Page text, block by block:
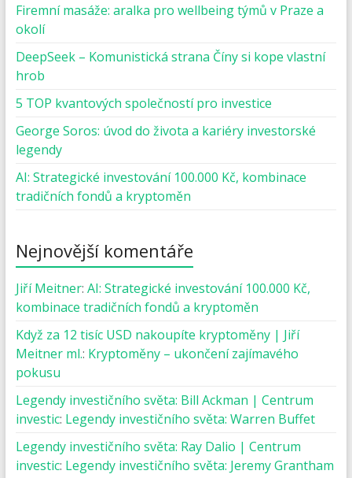
Firemní masáže: aralka pro wellbeing týmů v Praze a
okolí
DeepSeek – Komunistická strana Číny si kope vlastní
hrob
5 TOP kvantových společností pro investice
George Soros: úvod do života a kariéry investorské
legendy
AI: Strategické investování 100.000 Kč, kombinace
tradičních fondů a kryptoměn
Nejnovější komentáře
Jiří Meitner: AI: Strategické investování 100.000 Kč,
kombinace tradičních fondů a kryptoměn
Když za 12 tisíc USD nakoupíte kryptoměny | Jiří
Meitner ml.: Kryptoměny – ukončení zajímavého
pokusu
Legendy investičního světa: Bill Ackman | Centrum
investic: Legendy investičního světa: Warren Buffet
Legendy investičního světa: Ray Dalio | Centrum
investic: Legendy investičního světa: Jeremy Grantham